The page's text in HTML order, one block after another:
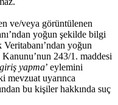
ve/veya görüntülenen
yoğun şekilde bilgi
yoğun
243/1. maddesi
yapma’ eylemini
mevzuat uyarınca
bu kişiler hakkında suç